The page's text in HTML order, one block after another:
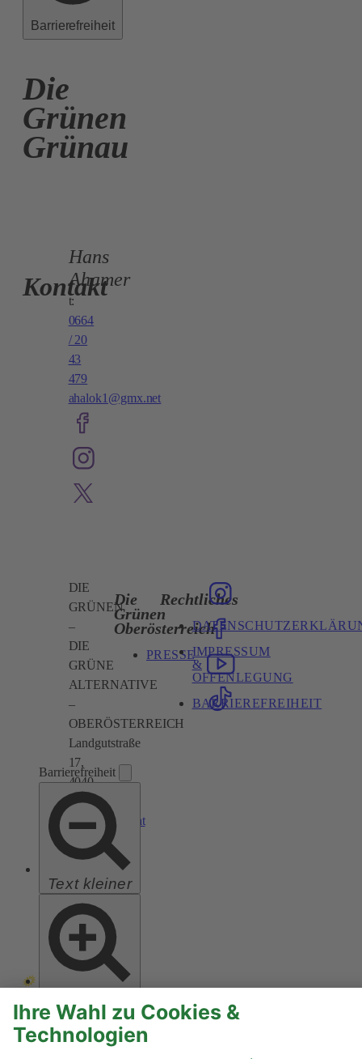
Barrierefreiheit
Barrierefreiheit
Text kleiner
Die
Grünen
Grünau
Kontakt
Hans
Ahamer
t:
0664
/ 20
43
479​
ahalok1@gmx.net
DIE
GRÜNEN
–
DIE
GRÜNE
ALTERNATIVE
–
OBERÖSTERREICH
Landgutstraße
17,
4040
Linz
ooe@gruene.at
Die
Grünen
Oberösterreich
PRESSE
Rechtliches
IMPRESSUM
&
OFFENLEGUNG
BARRIEREFREIHEIT